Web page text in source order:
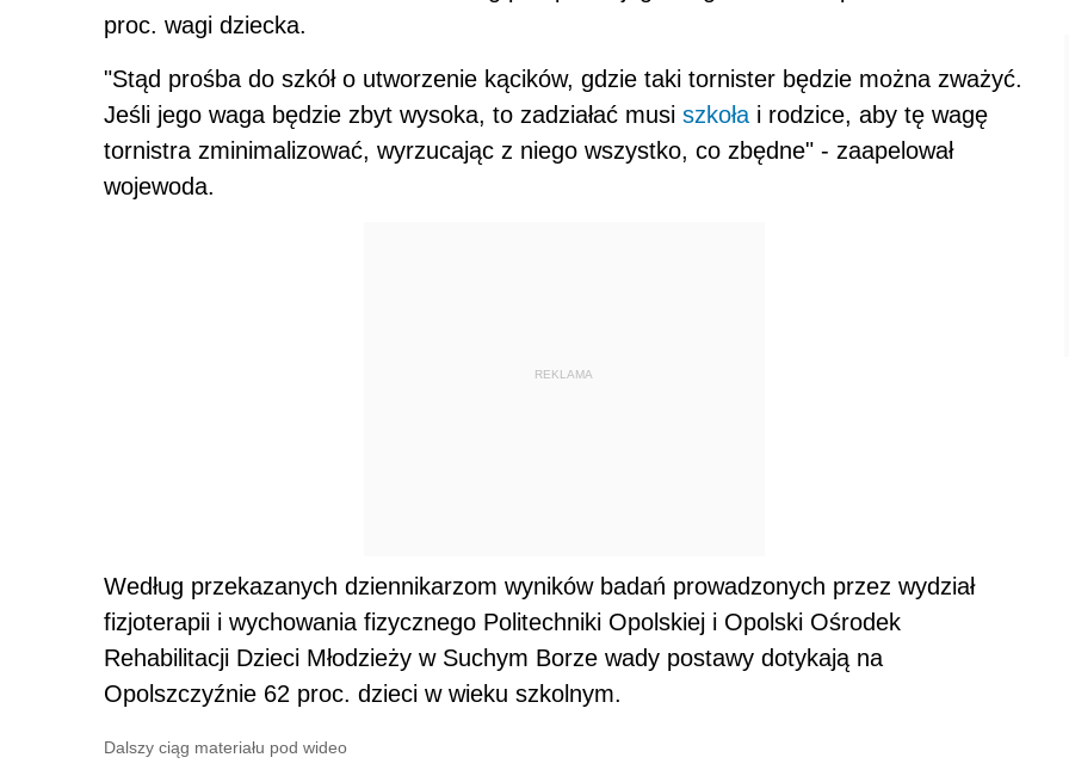
proc. wagi dziecka.
"Stąd prośba do szkół o utworzenie kącików, gdzie taki tornister będzie można zważyć.
Jeśli jego waga będzie zbyt wysoka, to zadziałać musi szkoła i rodzice, aby tę wagę
tornistra zminimalizować, wyrzucając z niego wszystko, co zbędne" - zaapelował
wojewoda.
REKLAMA
Według przekazanych dziennikarzom wyników badań prowadzonych przez wydział
fizjoterapii i wychowania fizycznego Politechniki Opolskiej i Opolski Ośrodek
Rehabilitacji Dzieci Młodzieży w Suchym Borze wady postawy dotykają na
Opolszczyźnie 62 proc. dzieci w wieku szkolnym.
Dalszy ciąg materiału pod wideo